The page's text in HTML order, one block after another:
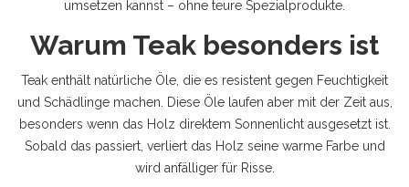
umsetzen kannst – ohne teure Spezialprodukte.
Warum Teak besonders ist
Teak enthält natürliche Öle, die es resistent gegen Feuchtigkeit
und Schädlinge machen. Diese Öle laufen aber mit der Zeit aus,
besonders wenn das Holz direktem Sonnenlicht ausgesetzt ist.
Sobald das passiert, verliert das Holz seine warme Farbe und
wird anfälliger für Risse.